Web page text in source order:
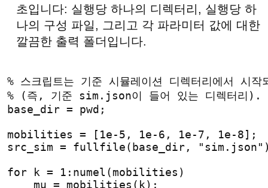
초입니다: 실행당 하나의 디렉터리, 실행당 하
나의 구성 파일, 그리고 각 파라미터 값에 대한
깔끔한 출력 폴더입니다.
% 스크립트는 기준 시뮬레이션 디렉터리에서 시작
% (즉, 기준 sim.json이 들어 있는 디렉터리).
base_dir = pwd;
mobilities = [1e-5, 1e-6, 1e-7, 1e-8];
src_sim = fullfile(base_dir,
for k = 1:numel(mobilities)
    mu = mobilities(k);